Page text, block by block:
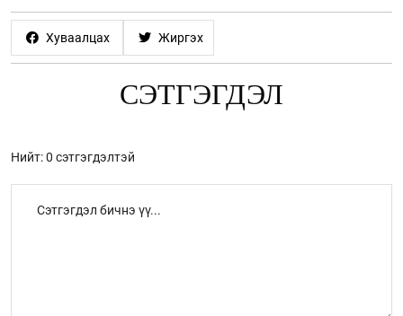
Хуваалцах Жиргэх
СЭТГЭГДЭЛ
Нийт: 0 сэтгэгдэлтэй